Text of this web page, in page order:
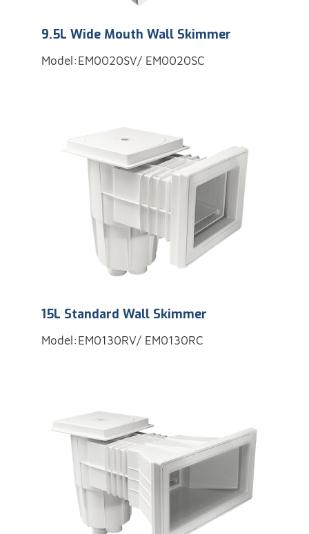
9.5L Wide Mouth Wall Skimmer
Model:EM0020SV/ EM0020SC
15L Standard Wall Skimmer
Model:EM0130RV/ EM0130RC